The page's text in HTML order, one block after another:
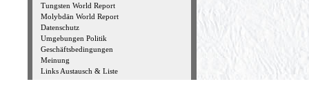
Tungsten World Report
Molybdän World Report
Datenschutz
Umgebungen Politik
Geschäftsbedingungen
Meinung
Links Austausch & Liste